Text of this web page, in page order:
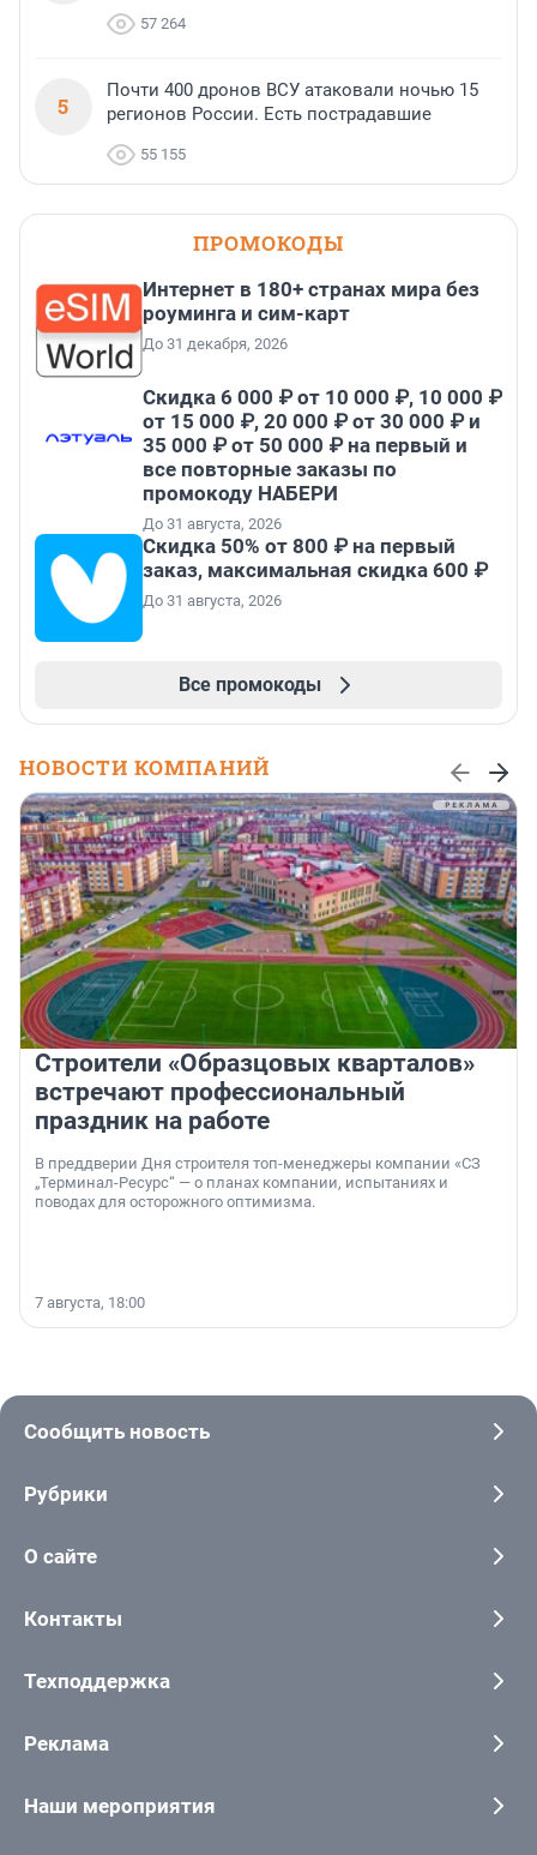
57 264
5
Почти 400 дронов ВСУ атаковали ночью 15
регионов России. Есть пострадавшие
55 155
ПРОМОКОДЫ
Интернет в 180+ странах мира без
роуминга и сим-карт
До 31 декабря, 2026
Скидка 6 000 ₽ от 10 000 ₽, 10 000 ₽
от 15 000 ₽, 20 000 ₽ от 30 000 ₽ и
35 000 ₽ от 50 000 ₽ на первый и
все повторные заказы по
промокоду НАБЕРИ
До 31 августа, 2026
Скидка 50% от 800 ₽ на первый
заказ, максимальная скидка 600 ₽
До 31 августа, 2026
Все промокоды
НОВОСТИ КОМПАНИЙ
Строители «Образцовых кварталов»
встречают профессиональный
праздник на работе
В преддверии Дня строителя топ-менеджеры компании «СЗ
„Терминал-Ресурс“ — о планах компании, испытаниях и
поводах для осторожного оптимизма.
7 августа, 18:00
Сообщить новость
Рубрики
О сайте
Контакты
Техподдержка
Реклама
Наши мероприятия